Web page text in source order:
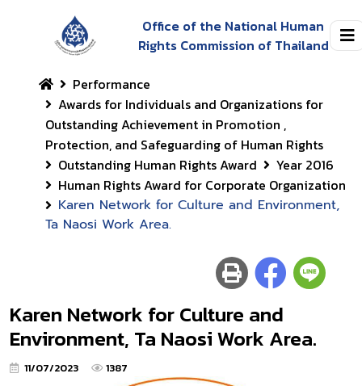
Office of the National Human
Rights Commission of Thailand
Performance
Awards for Individuals and Organizations for
Outstanding Achievement in Promotion ,
Protection, and Safeguarding of Human Rights
Outstanding Human Rights Award
Year 2016
Human Rights Award for Corporate Organization
Karen Network for Culture and Environment,
Ta Naosi Work Area.
Karen Network for Culture and
Environment, Ta Naosi Work Area.
11/07/2023 1387